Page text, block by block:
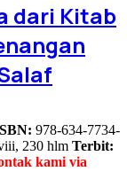
dari Kitab
978-634-7734-
230 hlm Terbit:
kami via